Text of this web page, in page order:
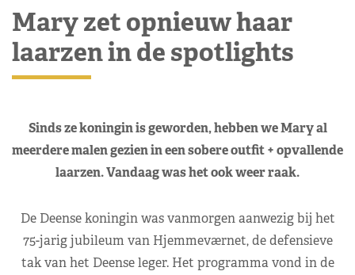
Mary zet opnieuw haar
laarzen in de spotlights
Sinds ze koningin is geworden, hebben we Mary al
meerdere malen gezien in een sobere outfit + opvallende
laarzen. Vandaag was het ook weer raak.
De Deense koningin was vanmorgen aanwezig bij het
75-jarig jubileum van Hjemmeværnet, de defensieve
tak van het Deense leger. Het programma vond in de